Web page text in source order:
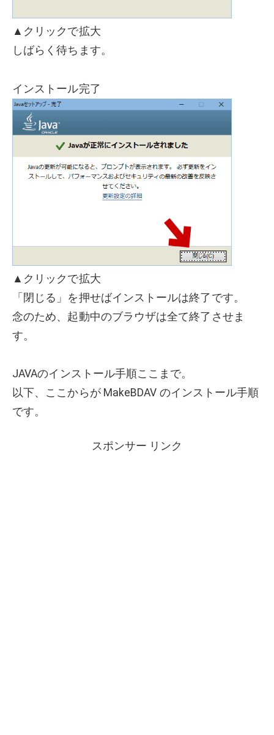
▲クリックで拡大
しばらく待ちます。
インストール完了
▲クリックで拡大
「閉じる」を押せばインストールは終了です。
念のため、起動中のブラウザは全て終了させま
す。
JAVAのインストール手順ここまで。
以下、ここからが MakeBDAV のインストール手順
です。
スポンサー リンク